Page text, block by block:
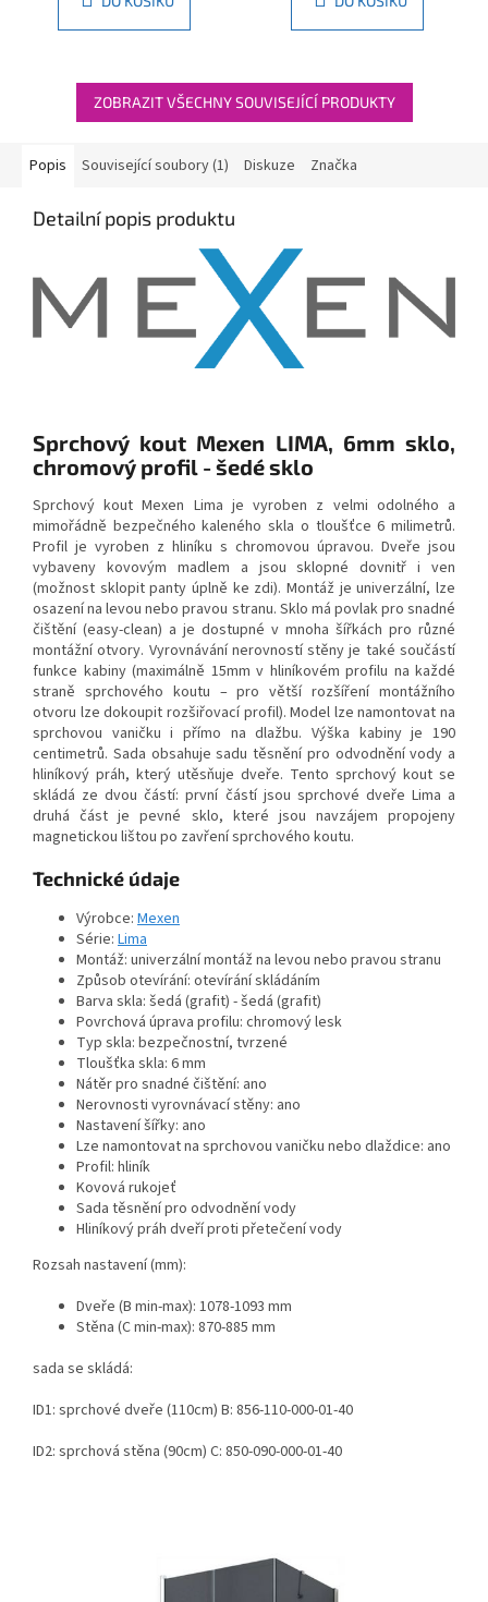
ZOBRAZIT VŠECHNY SOUVISEJÍCÍ PRODUKTY
Popis Související soubory (1) Diskuze Značka
Detailní popis produktu
Sprchový kout Mexen LIMA, 6mm sklo,
chromový profil - šedé sklo
Sprchový kout Mexen Lima je vyroben z velmi odolného a
mimořádně bezpečného kaleného skla o tloušťce 6 milimetrů.
Profil je vyroben z hliníku s chromovou úpravou. Dveře jsou
vybaveny kovovým madlem a jsou sklopné dovnitř i ven
(možnost sklopit panty úplně ke zdi). Montáž je univerzální, lze
osazení na levou nebo pravou stranu. Sklo má povlak pro snadné
čištění (easy-clean) a je dostupné v mnoha šířkách pro různé
montážní otvory. Vyrovnávání nerovností stěny je také součástí
funkce kabiny (maximálně 15mm v hliníkovém profilu na každé
straně sprchového koutu – pro větší rozšíření montážního
otvoru lze dokoupit rozšiřovací profil). Model lze namontovat na
sprchovou vaničku i přímo na dlažbu. Výška kabiny je 190
centimetrů. Sada obsahuje sadu těsnění pro odvodnění vody a
hliníkový práh, který utěsňuje dveře. Tento sprchový kout se
skládá ze dvou částí: první částí jsou sprchové dveře Lima a
druhá část je pevné sklo, které jsou navzájem propojeny
magnetickou lištou po zavření sprchového koutu.
Technické údaje
Výrobce: Mexen
Série: Lima
Montáž: univerzální montáž na levou nebo pravou stranu
Způsob otevírání: otevírání skládáním
Barva skla: šedá (grafit) - šedá (grafit)
Povrchová úprava profilu: chromový lesk
Typ skla: bezpečnostní, tvrzené
Tloušťka skla: 6 mm
Nátěr pro snadné čištění: ano
Nerovnosti vyrovnávací stěny: ano
Nastavení šířky: ano
Lze namontovat na sprchovou vaničku nebo dlaždice: ano
Profil: hliník
Kovová rukojeť
Sada těsnění pro odvodnění vody
Hliníkový práh dveří proti přetečení vody
Rozsah nastavení (mm):
Dveře (B min-max): 1078-1093 mm
Stěna (C min-max): 870-885 mm
sada se skládá:
ID1: sprchové dveře (110cm) B: 856-110-000-01-40
ID2: sprchová stěna (90cm) C: 850-090-000-01-40